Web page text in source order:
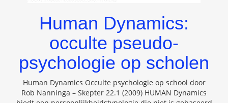
Human Dynamics:
occulte pseudo-
psychologie op scholen
Human Dynamics Occulte psychologie op school door
Rob Nanninga – Skepter 22.1 (2009) HUMAN Dynamics